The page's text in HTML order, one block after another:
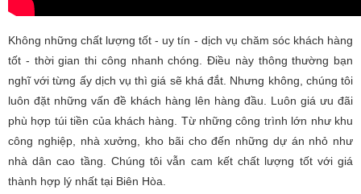
Không những chất lượng tốt - uy tín - dịch vụ chăm sóc khách hàng
tốt - thời gian thi công nhanh chóng. Điều này thông thường bạn
nghĩ với từng ấy dịch vụ thì giá sẽ khá đắt. Nhưng không, chúng tôi
luôn đặt những vấn đề khách hàng lên hàng đầu. Luôn giá ưu đãi
phù hợp túi tiền của khách hàng. Từ những công trình lớn như khu
công nghiệp, nhà xưởng, kho bãi cho đến những dự án nhỏ như
nhà dân cao tầng. Chúng tôi vẫn cam kết chất lượng tốt với giá
thành hợp lý nhất tại Biên Hòa.